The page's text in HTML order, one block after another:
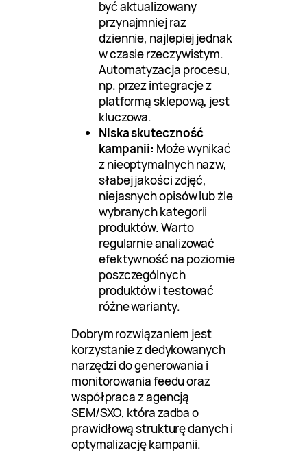
być aktualizowany
przynajmniej raz
dziennie, najlepiej jednak
w czasie rzeczywistym.
Automatyzacja procesu,
np. przez integracje z
platformą sklepową, jest
kluczowa.
Niska skuteczność
kampanii: Może wynikać
z nieoptymalnych nazw,
słabej jakości zdjęć,
niejasnych opisów lub źle
wybranych kategorii
produktów. Warto
regularnie analizować
efektywność na poziomie
poszczególnych
produktów i testować
różne warianty.
Dobrym rozwiązaniem jest
korzystanie z dedykowanych
narzędzi do generowania i
monitorowania feedu oraz
współpraca z agencją
SEM/SXO, która zadba o
prawidłową strukturę danych i
optymalizację kampanii.